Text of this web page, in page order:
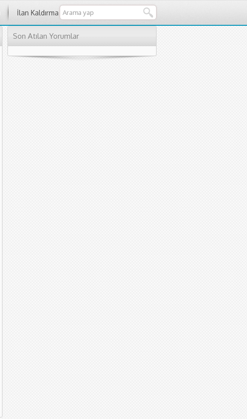
İlan Kaldırma
Son Atılan Yorumlar